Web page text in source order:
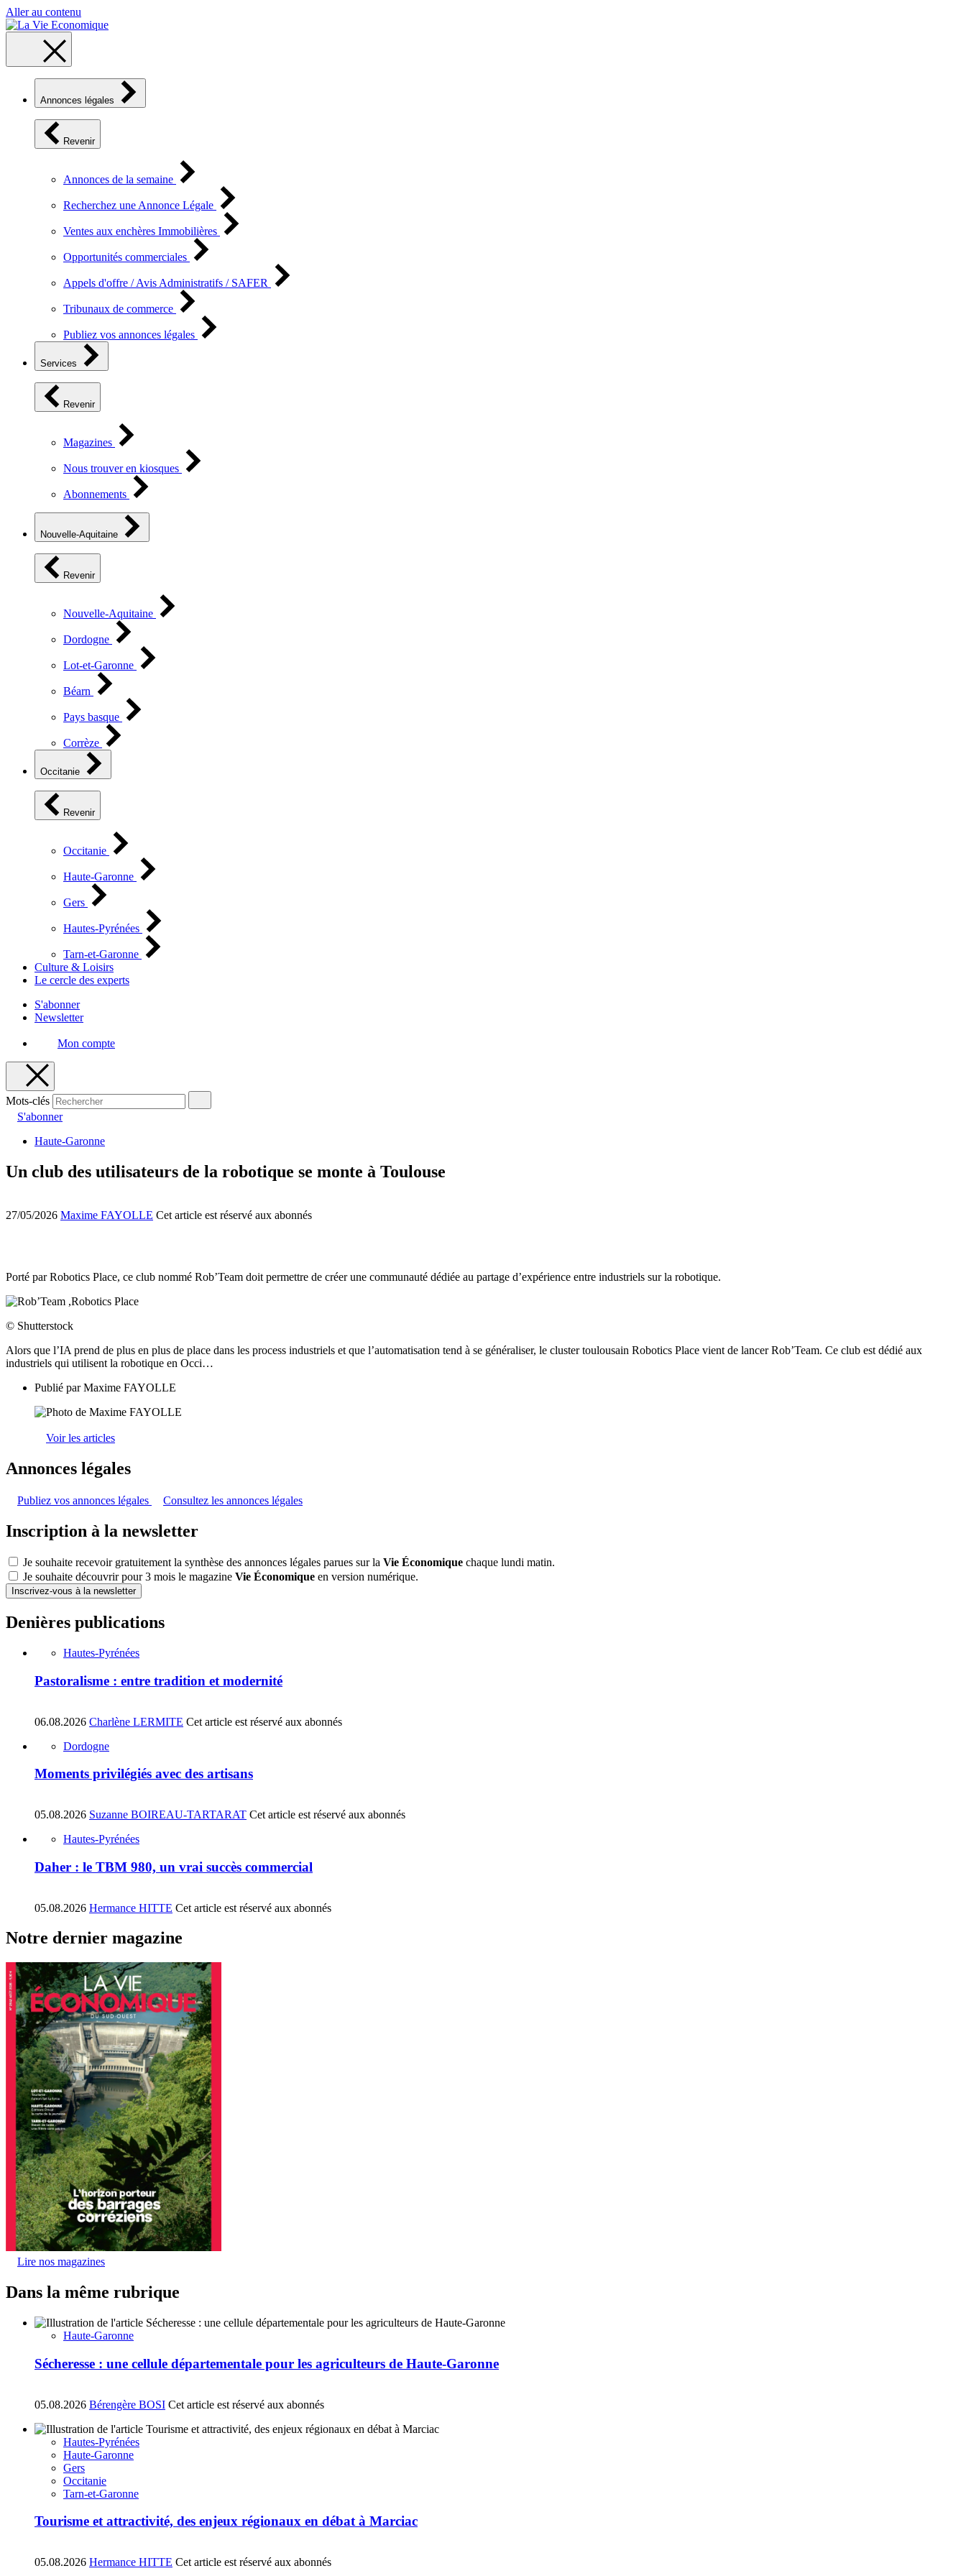
Aller au contenu
Annonces légales
Revenir
Annonces de la semaine
Recherchez une Annonce Légale
Ventes aux enchères Immobilières
Opportunités commerciales
Appels d'offre / Avis Administratifs / SAFER
Tribunaux de commerce
Publiez vos annonces légales
Services
Revenir
Magazines
Nous trouver en kiosques
Abonnements
Nouvelle-Aquitaine
Revenir
Nouvelle-Aquitaine
Dordogne
Lot-et-Garonne
Béarn
Pays basque
Corrèze
Occitanie
Revenir
Occitanie
Haute-Garonne
Gers
Hautes-Pyrénées
Tarn-et-Garonne
Culture & Loisirs
Le cercle des experts
S'abonner
Newsletter
Mon compte
Mots-clés
S'abonner
Haute-Garonne
Un club des utilisateurs de la robotique se monte à Toulouse
27/05/2026 Maxime FAYOLLE Cet article est réservé aux abonnés
Porté par Robotics Place, ce club nommé Rob’Team doit permettre de créer une communauté dédiée au partage d’expérience entre industriels sur la robotique.
© Shutterstock
Alors que l’IA prend de plus en plus de place dans les process industriels et que l’automatisation tend à se généraliser, le cluster toulousain Robotics Place vient de lancer Rob’Team. Ce club est dédié aux
industriels qui utilisent la robotique en Occi…
Publié parMaxime FAYOLLE
Voir les articles
Annonces légales
Publiez vos annonces légales Consultez les annonces légales
Inscription à la newsletter
Je souhaite recevoir gratuitement la synthèse des annonces légales parues sur la Vie Économique chaque lundi matin.
Je souhaite découvrir pour 3 mois le magazine Vie Économique en version numérique.
Inscrivez-vous à la newsletter
Denières publications
Hautes-Pyrénées
Pastoralisme : entre tradition et modernité
06.08.2026 Charlène LERMITE Cet article est réservé aux abonnés
Dordogne
Moments privilégiés avec des artisans
05.08.2026 Suzanne BOIREAU-TARTARAT Cet article est réservé aux abonnés
Hautes-Pyrénées
Daher : le TBM 980, un vrai succès commercial
05.08.2026 Hermance HITTE Cet article est réservé aux abonnés
Notre dernier magazine
Lire nos magazines
Dans la même rubrique
Haute-Garonne
Sécheresse : une cellule départementale pour les agriculteurs de Haute-Garonne
05.08.2026 Bérengère BOSI Cet article est réservé aux abonnés
Hautes-Pyrénées
Haute-Garonne
Gers
Occitanie
Tarn-et-Garonne
Tourisme et attractivité, des enjeux régionaux en débat à Marciac
05.08.2026 Hermance HITTE Cet article est réservé aux abonnés